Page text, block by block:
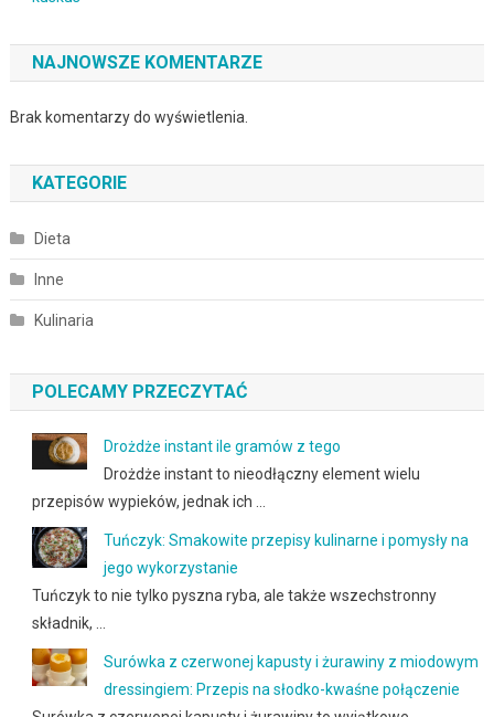
NAJNOWSZE KOMENTARZE
Brak komentarzy do wyświetlenia.
KATEGORIE
Dieta
Inne
Kulinaria
POLECAMY PRZECZYTAĆ
Drożdże instant ile gramów z tego
Drożdże instant to nieodłączny element wielu
przepisów wypieków, jednak ich …
Tuńczyk: Smakowite przepisy kulinarne i pomysły na
jego wykorzystanie
Tuńczyk to nie tylko pyszna ryba, ale także wszechstronny
składnik, …
Surówka z czerwonej kapusty i żurawiny z miodowym
dressingiem: Przepis na słodko-kwaśne połączenie